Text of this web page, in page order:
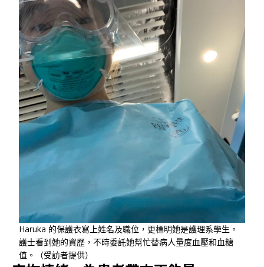
Haruka 的保護衣寫上姓名及職位，更標明她是護理系學生。
護士看到她的資歷，不時委託她幫忙替病人量度血壓和血糖
值。（受訪者提供）